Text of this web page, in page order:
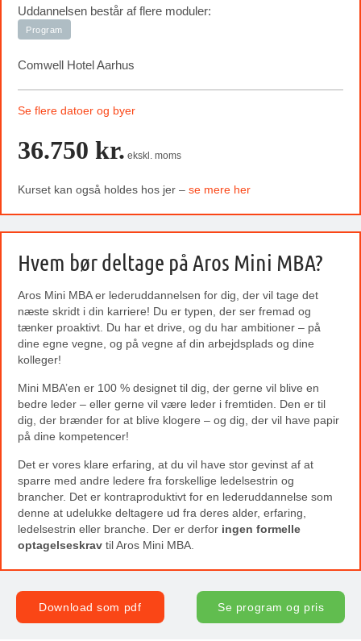
Uddannelsen består af flere moduler:
Program
Comwell Hotel Aarhus
Se flere datoer og byer
36.750 kr. ekskl. moms
Kurset kan også holdes hos jer – se mere her
Hvem bør deltage på Aros Mini MBA?
Aros Mini MBA er lederuddannelsen for dig, der vil tage det
næste skridt i din karriere! Du er typen, der ser fremad og
tænker proaktivt. Du har et drive, og du har ambitioner – på
dine egne vegne, og på vegne af din arbejdsplads og dine
kolleger!
Mini MBA’en er 100 % designet til dig, der gerne vil blive en
bedre leder – eller gerne vil være leder i fremtiden. Den er til
dig, der brænder for at blive klogere – og dig, der vil have papir
på dine kompetencer!
Det er vores klare erfaring, at du vil have stor gevinst af at
sparre med andre ledere fra forskellige ledelsestrin og
brancher. Det er kontraproduktivt for en lederuddannelse som
denne at udelukke deltagere ud fra deres alder, erfaring,
ledelsestrin eller branche. Der er derfor ingen formelle
optagelseskrav til Aros Mini MBA.
Download som pdf Se program og pris